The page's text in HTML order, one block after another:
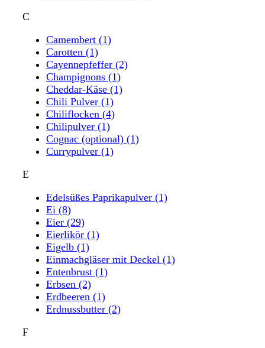
C
Camembert (1)
Carotten (1)
Cayennepfeffer (2)
Champignons (1)
Cheddar-Käse (1)
Chili Pulver (1)
Chiliflocken (4)
Chilipulver (1)
Cognac (optional) (1)
Currypulver (1)
E
Edelsüßes Paprikapulver (1)
Ei (8)
Eier (29)
Eierlikör (1)
Eigelb (1)
Einmachgläser mit Deckel (1)
Entenbrust (1)
Erbsen (2)
Erdbeeren (1)
Erdnussbutter (2)
F